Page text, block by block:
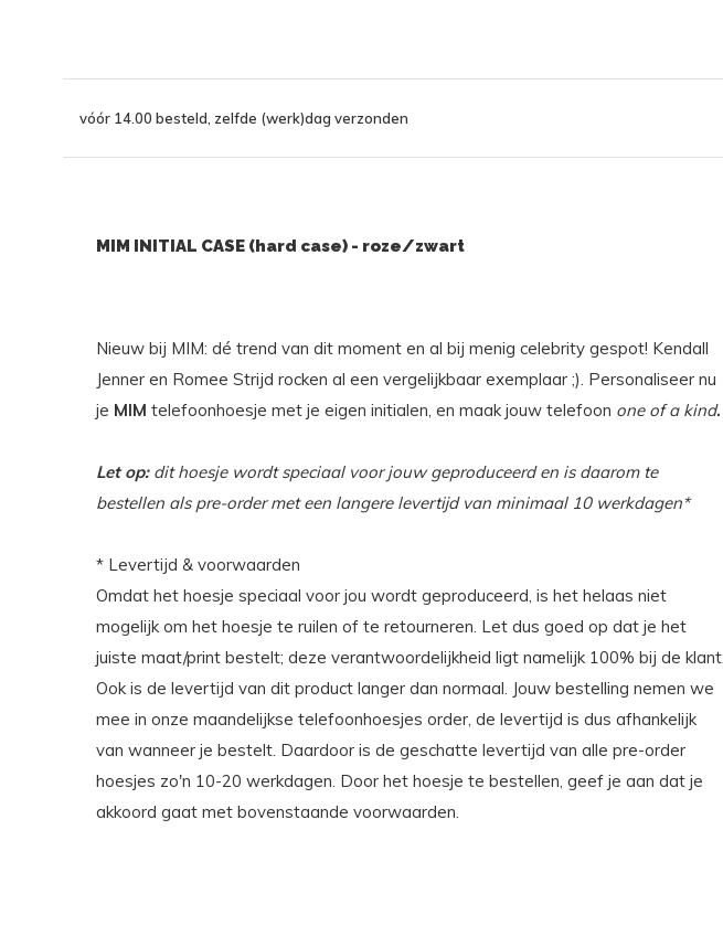
vóór 14.00 besteld, zelfde (werk)dag verzonden
MIM INITIAL CASE (hard case) - roze/zwart
Nieuw bij MIM: dé trend van dit moment en al bij menig celebrity gespot! Kendall
Jenner en Romee Strijd rocken al een vergelijkbaar exemplaar ;). Personaliseer nu
je MIM telefoonhoesje met je eigen initialen, en maak jouw telefoon one of a kind.
Let op: dit hoesje wordt speciaal voor jouw geproduceerd en is daarom te
bestellen als pre-order met een langere levertijd van minimaal 10 werkdagen*
* Levertijd & voorwaarden
Omdat het hoesje speciaal voor jou wordt geproduceerd, is het helaas niet
mogelijk om het hoesje te ruilen of te retourneren. Let dus goed op dat je het
juiste maat/print bestelt; deze verantwoordelijkheid ligt namelijk 100% bij de klant.
Ook is de levertijd van dit product langer dan normaal. Jouw bestelling nemen we
mee in onze maandelijkse telefoonhoesjes order, de levertijd is dus afhankelijk
van wanneer je bestelt. Daardoor is de geschatte levertijd van alle pre-order
hoesjes zo'n 10-20 werkdagen. Door het hoesje te bestellen, geef je aan dat je
akkoord gaat met bovenstaande voorwaarden.